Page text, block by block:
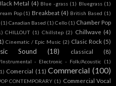
Metal (4) Blue -grass (1) Bluegrass (1)
Pop (1) Breakbeat (4) British Based (1)
(1) Canadian Based (1) Cello (1) Chamber Pop
CHILLOUT (1) Chillstep (2) Chillwave (4)
Cinematic / Epic Music (2) Clasic Rock (5)
Sound (18) classical (8)
Instrumental - Electronic - Folk/Acoustic (1)
Comercial (11) Commercial (100)
CONTEMPORARY (1) Commercial Vocal